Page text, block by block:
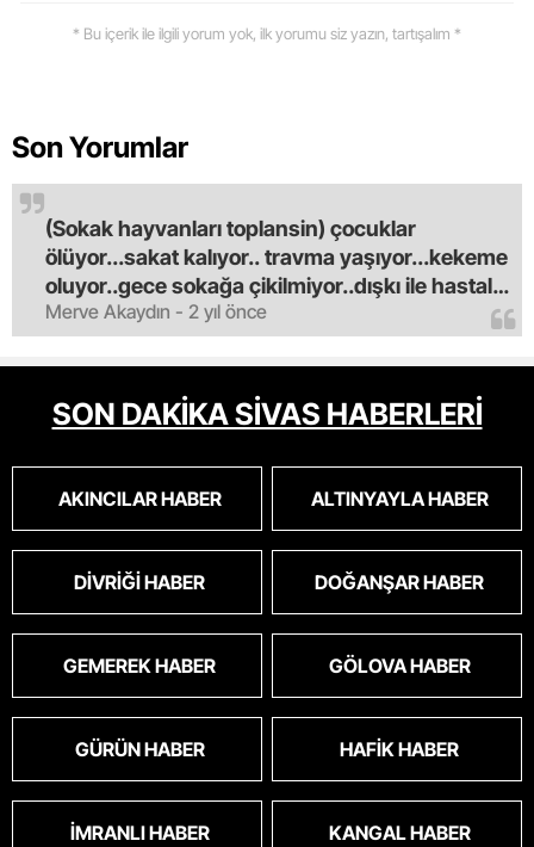
* Bu içerik ile ilgili yorum yok, ilk yorumu siz yazın, tartışalım *
Son Yorumlar
Merve Akaydın - 2 yıl önce
(Sokak hayvanları toplansin) çocuklar
ölüyor...sakat kalıyor.. travma yaşıyor...kekeme
oluyor..gece sokağa çikilmiyor..dışkı ile hastalık
saciyorlar.araba ve taksi olmadan eve
gldemiyoruz.artik bıktık.mama lobisinden para
alan tipler yüzünden bu vahşi hayvanlar
masum algısı yapılıyor.iki gün aç kalsa kendi
cinsini bile öldüren bu kopekler derhal
oldu.korkuyoruz.
SON DAKİKA SİVAS HABERLERİ
AKINCILAR HABER ALTINYAYLA HABER
DIVRIĞI HABER DOĞANŞAR HABER
GEMEREK HABER GÖLOVA HABER
GÜRÜN HABER HAFIK HABER
İMRANLI HABER KANGAL HABER